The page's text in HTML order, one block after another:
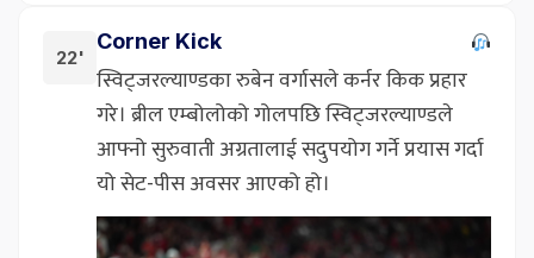
22'
Corner Kick
स्विट्जरल्याण्डका रुबेन वर्गासले कर्नर किक प्रहार
गरे। ब्रील एम्बोलोको गोलपछि स्विट्जरल्याण्डले
आफ्नो सुरुवाती अग्रतालाई सदुपयोग गर्ने प्रयास गर्दा
यो सेट-पीस अवसर आएको हो।